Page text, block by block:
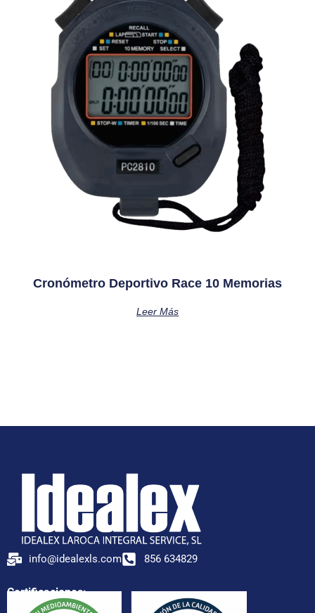
Cronómetro Deportivo Race 10 Memorias
Leer Más
info@idealexls.com 856 634829
Certificaciones: